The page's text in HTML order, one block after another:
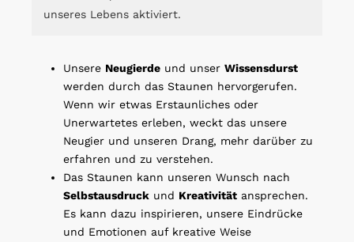
unseres Lebens aktiviert.
Unsere Neugierde und unser Wissensdurst
werden durch das Staunen hervorgerufen.
Wenn wir etwas Erstaunliches oder
Unerwartetes erleben, weckt das unsere
Neugier und unseren Drang, mehr darüber zu
erfahren und zu verstehen.
Das Staunen kann unseren Wunsch nach
Selbstausdruck und Kreativität ansprechen.
Es kann dazu inspirieren, unsere Eindrücke
und Emotionen auf kreative Weise